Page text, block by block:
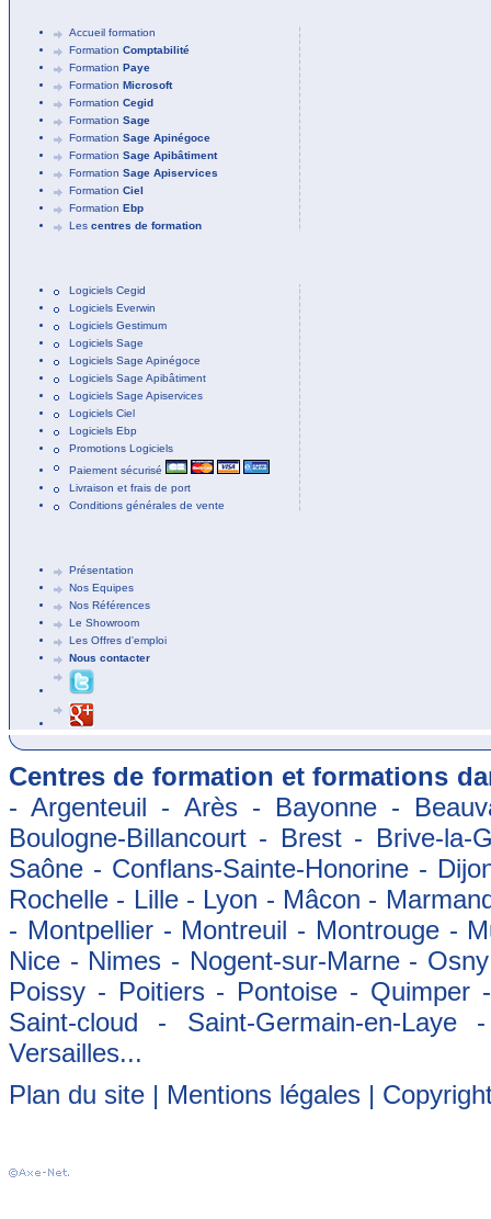
Accueil formation
Formation Comptabilité
Formation Paye
Formation Microsoft
Formation Cegid
Formation Sage
Formation Sage Apinégoce
Formation Sage Apibâtiment
Formation Sage Apiservices
Formation Ciel
Formation Ebp
Les centres de formation
Logiciels Cegid
Logiciels Everwin
Logiciels Gestimum
Logiciels Sage
Logiciels Sage Apinégoce
Logiciels Sage Apibâtiment
Logiciels Sage Apiservices
Logiciels Ciel
Logiciels Ebp
Promotions Logiciels
Paiement sécurisé
Livraison et frais de port
Conditions générales de vente
Présentation
Nos Equipes
Nos Références
Le Showroom
Les Offres d'emploi
Nous contacter
Centres de formation et formations
- Argenteuil - Arès - Bayonne -
Boulogne-Billancourt - Brest - Brive-
Saône - Conflans-Sainte-Honorine -
Rochelle - Lille - Lyon - Mâcon -
- Montpellier - Montreuil - Montrouge -
Nice - Nimes - Nogent-sur-Marne -
Poissy - Poitiers - Pontoise -
Saint-cloud - Saint-Germain-en-
Versailles...
Plan du site | Mentions légales |